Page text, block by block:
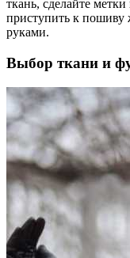
ткань, сделайте
приступить к пошиву
руками.
Выбор ткани и